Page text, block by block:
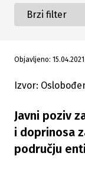
Objavljeno:
Izvor:
Javni poziv
i doprinosa
području